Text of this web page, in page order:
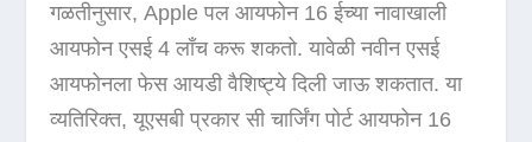
गळतीनुसार, Apple पल आयफोन 16 ईच्या नावाखाली
आयफोन एसई 4 लाँच करू शकतो. यावेळी नवीन एसई
आयफोनला फेस आयडी वैशिष्ट्ये दिली जाऊ शकतात. या
व्यतिरिक्त, यूएसबी प्रकार सी चार्जिंग पोर्ट आयफोन 16